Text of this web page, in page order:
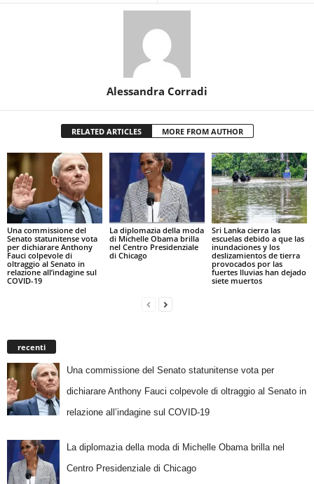
Alessandra Corradi
RELATED ARTICLES MORE FROM AUTHOR
Una commissione del
Senato statunitense vota
per dichiarare Anthony
Fauci colpevole di
oltraggio al Senato in
relazione all’indagine sul
COVID-19
La diplomazia della moda
di Michelle Obama brilla
nel Centro Presidenziale
di Chicago
Sri Lanka cierra las
escuelas debido a que las
inundaciones y los
deslizamientos de tierra
provocados por las
fuertes lluvias han dejado
siete muertos
recenti
Una commissione del Senato statunitense vota per
dichiarare Anthony Fauci colpevole di oltraggio al Senato in
relazione all’indagine sul COVID-19
La diplomazia della moda di Michelle Obama brilla nel
Centro Presidenziale di Chicago